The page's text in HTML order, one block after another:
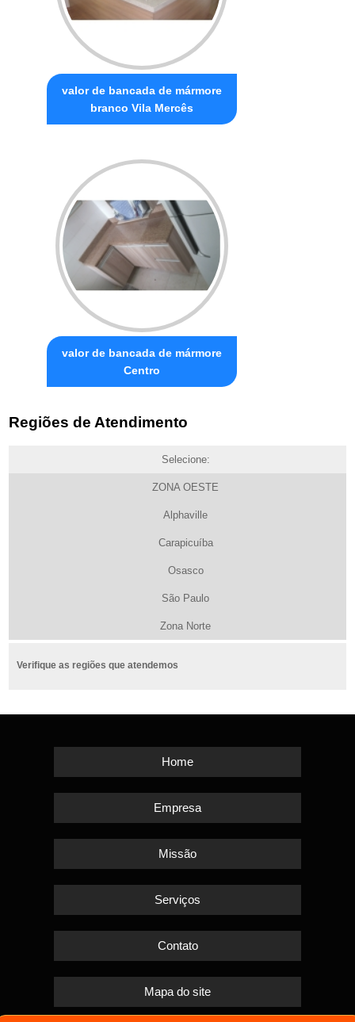
valor de bancada de mármore
branco Vila Mercês
valor de bancada de mármore
Centro
Regiões de Atendimento
Selecione:
ZONA OESTE
Alphaville
Carapicuíba
Osasco
São Paulo
Zona Norte
Verifique as regiões que atendemos
Home
Empresa
Missão
Serviços
Contato
Mapa do site